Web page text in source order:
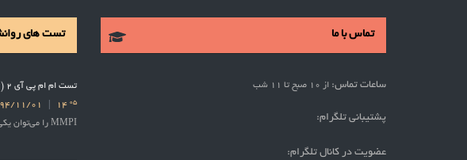
تماس با ما
ساعات تماس: از 10 صبح تا 11 شب
پشتیبانی تلگرام:
عضویت در کانال تلگرام:
تست های
تست ام ام پی آی 2 (MMPI-2)
05
14
11/01
MMPI را می‌توان یکی از مهمترین و معتبرترین آزمونها در زمینه شخصیت دانست